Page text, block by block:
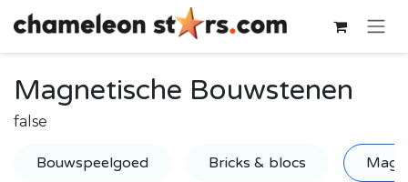
Skip to Content
Magnetische Bouwstenen
false
Bouwspeelgoed Bricks & blocs